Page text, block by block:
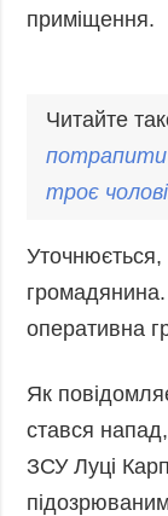
Фото
Лонгріди
Новини
Конференції
Офіційні
документи
приміщення.
Читайте
потрапити
троє
оперативна
Як
стався
ЗСУ Луці